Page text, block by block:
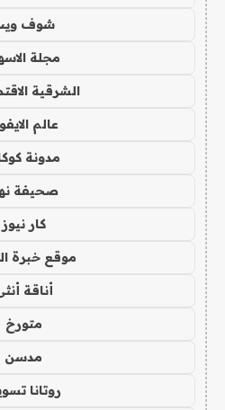
شوف
مجلة
الشرقية
عالم
مدونة
صحيفة
كار نيوز
موقع خبرة
أناقة
متورخ
مدسن
روتانا